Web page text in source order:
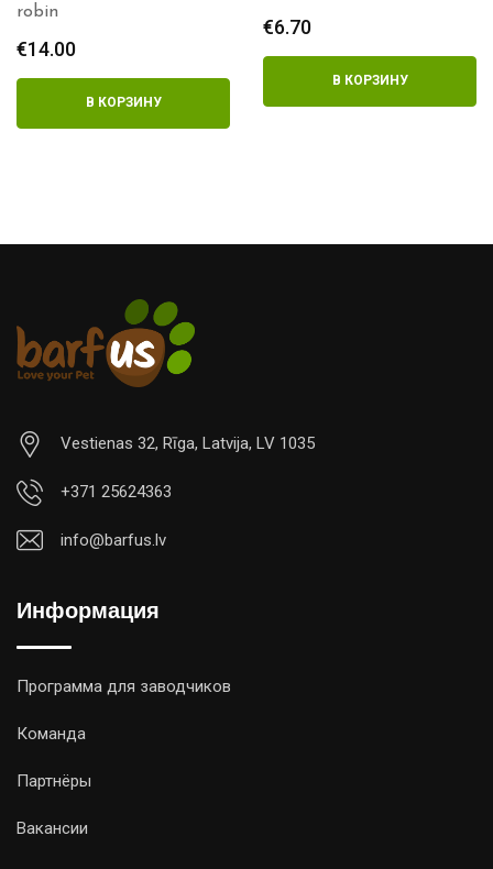
robin
€14.00
В КОРЗИНУ
€6.70
В КОРЗИНУ
Vestienas 32, Rīga, Latvija, LV 1035
+371 25624363
info@barfus.lv
Информация
Программа для заводчиков
Команда
Партнёры
Вакансии